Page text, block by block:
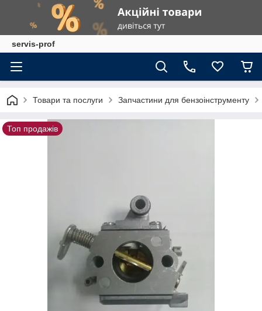
servis-prof
Товари та послуги Запчастини для бензоінструменту
Топ продажів